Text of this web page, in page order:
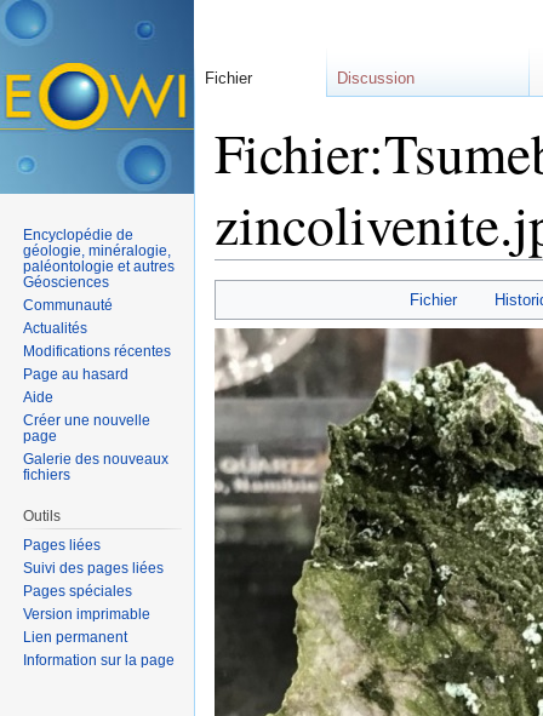
Fichier
Fichier Discussion
Encyclopédie de
géologie, minéralogie,
paléontologie et autres
Géosciences
Communauté
Actualités
Modifications récentes
Page au hasard
Aide
Créer une nouvelle
page
Galerie des nouveaux
fichiers
Outils
Pages liées
Suivi des pages liées
Pages spéciales
Version imprimable
Lien permanent
Information sur la page